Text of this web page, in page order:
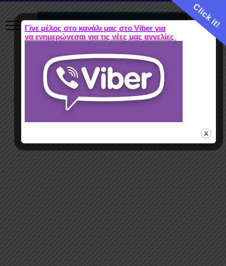
Click it!
Γίνε μέλος στο κανάλι μας στο Viber για
να ενημερώνεσαι για τις νέες μας αγγελίες